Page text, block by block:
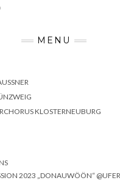
MENU
KLOSTERNEUBURG
2023 „DONAUWÖÖN“